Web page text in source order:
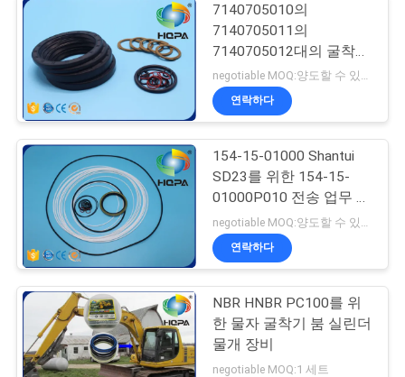
7140705010의
7140705011의
7140705012대의 굴착기
물개 장비 WA400-3
WA450-3 WA470-3
negotiable MOQ:양도할 수 있는
연락하다
154-15-01000 Shantui
SD23를 위한 154-15-
01000P010 전송 업무 장
비
negotiable MOQ:양도할 수 있는
연락하다
NBR HNBR PC100를 위
한 물자 굴착기 붐 실린더
물개 장비
negotiable MOQ:1 세트